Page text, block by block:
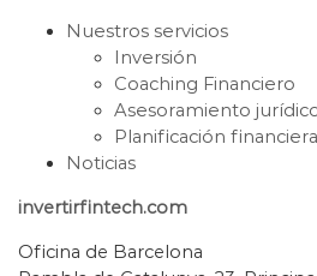
Nuestros servicios
Inversión
Coaching Financiero
Asesoramiento
Planificación
Noticias
invertirfintech.com
Oficina de Barcelona